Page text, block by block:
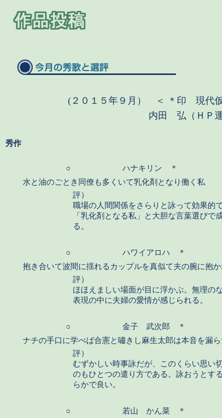
(２０１５年９月） ＜ ＊印 現代
内田 弘（ＨＰ
秀作
○
ハナキリン ＊
水と油のごとき同僚も多くいて乳化剤となり働く私
評）
職場の人間関係をさらりと詠って効果的
「乳化剤となる私」と大胆な言葉選びで
る。
○
ハワイアロハ ＊
抱き合いて波間に揺れるカップルを真似て夫の腕に抱
評）
ほほえましい場面が目に浮かぶ。無理の
表現の中に夫婦の愛情が感じられる。
○
金子 武次郎 ＊
ナチの手口に学べば合憲と嘯きし麻生太郎は本音を漏
評）
むずかしい時事詠だが、このくらい思い
のもひとつの遣り方である。詠おうとす
らかで良い。
○
若山 かん菜 ＊